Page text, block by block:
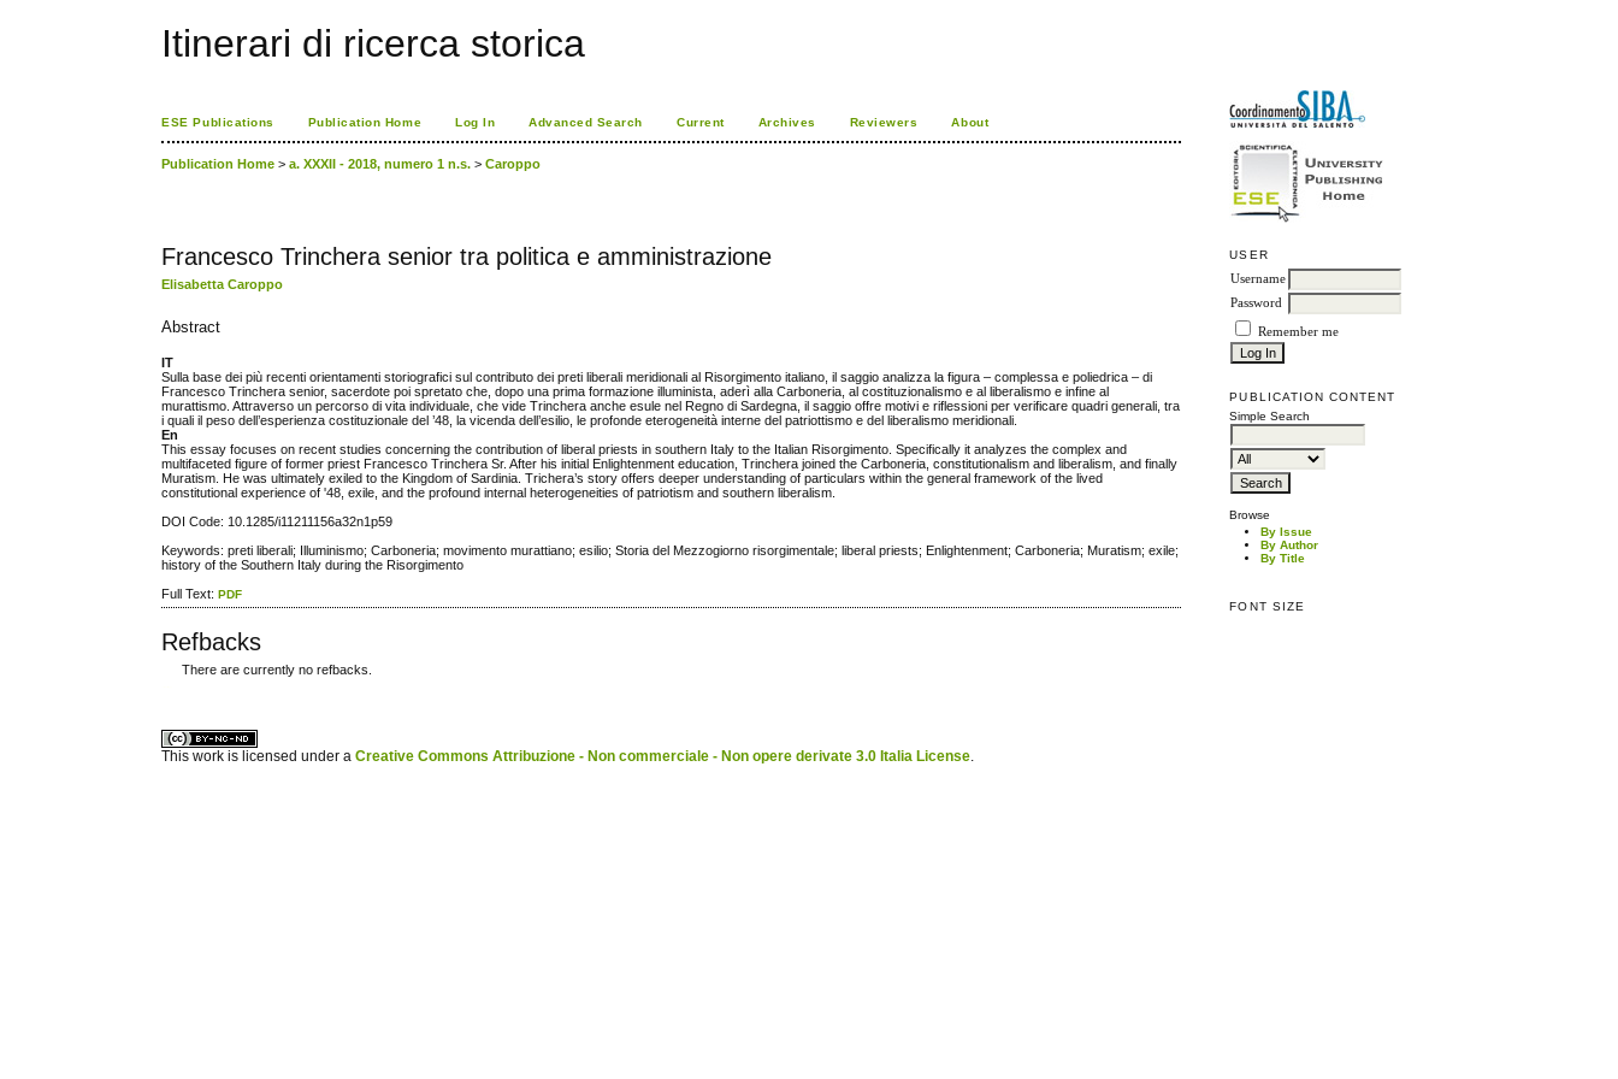
Itinerari di ricerca storica
USER
Username
Password
Remember me
PUBLICATION CONTENT
Simple Search
Browse
By Issue
By Author
By Title
FONT SIZE
ESE Publications Publication Home Log In Advanced Search Current Archives Reviewers About
Publication Home >a. XXXII - 2018, numero 1 n.s. >Caroppo
Francesco Trinchera senior tra politica e amministrazione
Elisabetta Caroppo
Abstract
IT
Sulla base dei più recenti orientamenti storiografici sul contributo dei preti liberali meridionali al Risorgimento italiano, il saggio analizza la figura – complessa e poliedrica – di
Francesco Trinchera senior, sacerdote poi spretato che, dopo una prima formazione illuminista, aderì alla Carboneria, al costituzionalismo e al liberalismo e infine al
murattismo. Attraverso un percorso di vita individuale, che vide Trinchera anche esule nel Regno di Sardegna, il saggio offre motivi e riflessioni per verificare quadri generali, tra
i quali il peso dell’esperienza costituzionale del ’48, la vicenda dell’esilio, le profonde eterogeneità interne del patriottismo e del liberalismo meridionali.
En
This essay focuses on recent studies concerning the contribution of liberal priests in southern Italy to the Italian Risorgimento. Specifically it analyzes the complex and
multifaceted figure of former priest Francesco Trinchera Sr. After his initial Enlightenment education, Trinchera joined the Carboneria, constitutionalism and liberalism, and finally
Muratism. He was ultimately exiled to the Kingdom of Sardinia. Trichera’s story offers deeper understanding of particulars within the general framework of the lived
constitutional experience of '48, exile, and the profound internal heterogeneities of patriotism and southern liberalism.
DOI Code: 10.1285/i11211156a32n1p59
Keywords: preti liberali; Illuminismo; Carboneria; movimento murattiano; esilio; Storia del Mezzogiorno risorgimentale; liberal priests; Enlightenment; Carboneria; Muratism; exile;
history of the Southern Italy during the Risorgimento
Full Text:PDF
Refbacks
There are currently no refbacks.
This work is licensed under aCreative Commons Attribuzione - Non commerciale - Non opere derivate 3.0 Italia License.